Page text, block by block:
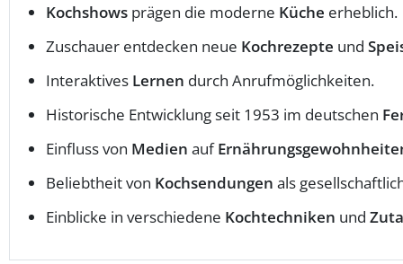
Kochshows prägen die moderne Küche erheblich.
Zuschauer entdecken neue Kochrezepte und
Interaktives Lernen durch Anrufmöglichkeiten.
Historische Entwicklung seit 1953 im deutschen
Einfluss von Medien auf
Beliebtheit von Kochsendungen als
Einblicke in verschiedene Kochtechniken und